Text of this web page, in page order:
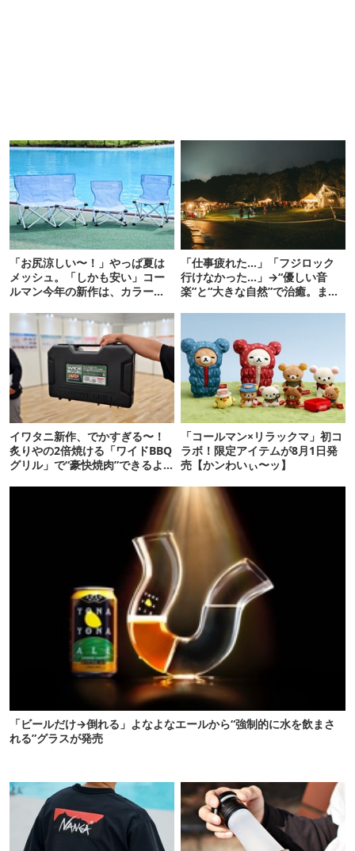
「お尻涼しい〜！」やっぱ夏は
メッシュ。「しかも安い」コー
ルマン今年の新作は、カラーも
「仕事疲れた…」「フジロック
行けなかった…」→“優しい音
楽”と“大きな自然”で治癒。まだ
イワタニ新作、でかすぎる〜！
炙りやの2倍焼ける「ワイドBBQ
グリル」で“豪快焼肉”できるよ
「コールマン×リラックマ」初コ
ラボ！限定アイテムが8月1日発
売【かンわいぃ〜ッ】
「ビールだけ→倒れる」よなよなエールから“強制的に水を飲まさ
れる”グラスが発売